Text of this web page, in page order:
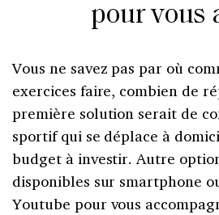
pour vous
Vous ne savez pas par où
exercices faire, combien de
première solution serait de
sportif qui se déplace à
budget à investir. Autre
disponibles sur smartphone
Youtube pour vous